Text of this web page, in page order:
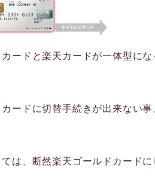
ードと楽天カードが一体型に
ードに切替手続きが出来ない
は、断然楽天ゴールドカードに